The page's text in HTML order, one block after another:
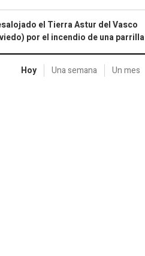
el Tierra Astur del Vasco
por el incendio de una parrilla
Hoy Una semana Un mes